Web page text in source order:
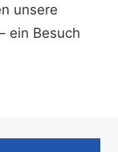
unsere
ein Besuch